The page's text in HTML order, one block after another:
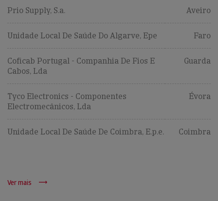
Prio Supply, S.a. Aveiro
Unidade Local De Saúde Do Algarve, Epe Faro
Coficab Portugal - Companhia De Fios E
Cabos, Lda
Guarda
Tyco Electronics - Componentes
Electromecânicos, Lda
Évora
Unidade Local De Saúde De Coimbra, E.p.e. Coimbra
Ver mais